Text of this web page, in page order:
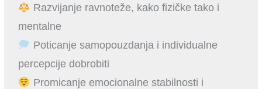
Razvijanje ravnoteže, kako fizičke tako i
mentalne
Poticanje samopouzdanja i individualne
percepcije dobrobiti
Promicanje emocionalne stabilnosti i